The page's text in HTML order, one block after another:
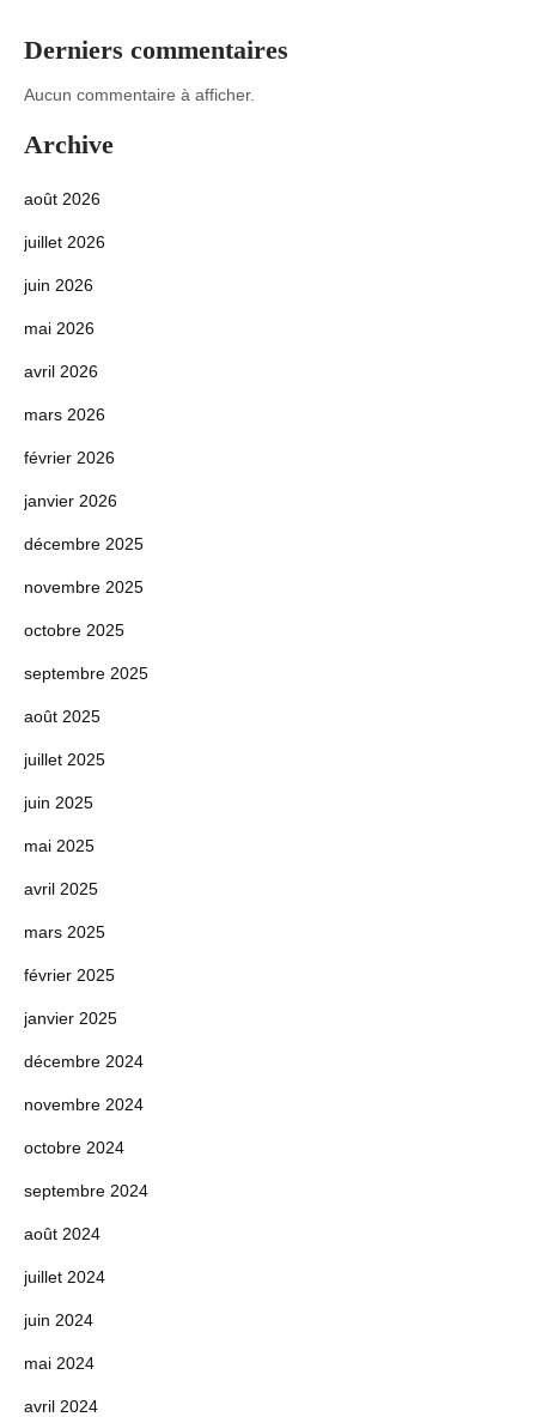
Derniers commentaires
Aucun commentaire à afficher.
Archive
août 2026
juillet 2026
juin 2026
mai 2026
avril 2026
mars 2026
février 2026
janvier 2026
décembre 2025
novembre 2025
octobre 2025
septembre 2025
août 2025
juillet 2025
juin 2025
mai 2025
avril 2025
mars 2025
février 2025
janvier 2025
décembre 2024
novembre 2024
octobre 2024
septembre 2024
août 2024
juillet 2024
juin 2024
mai 2024
avril 2024